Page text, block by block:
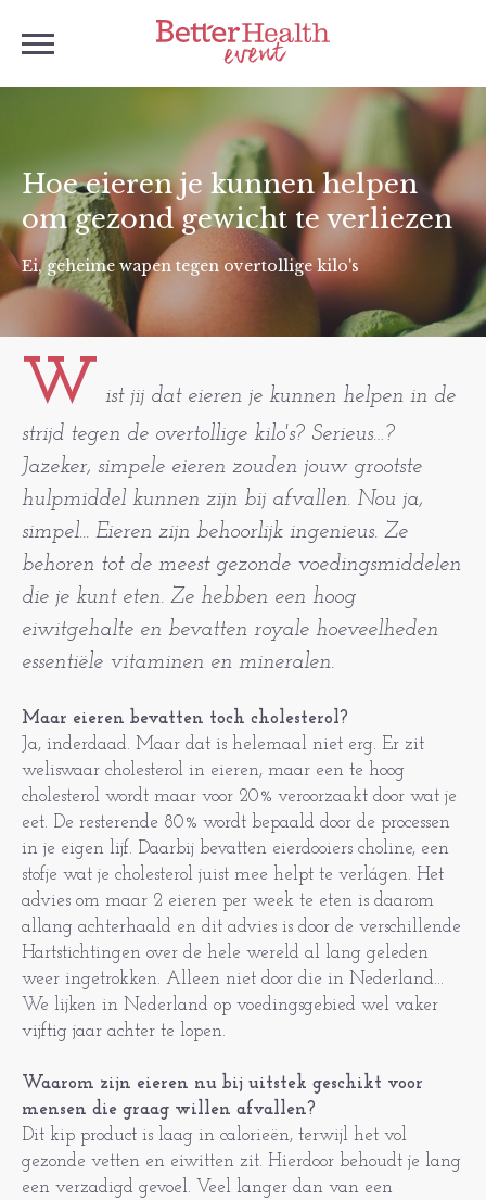
Hoe eieren je kunnen helpen
om gezond gewicht te verliezen
Ei, geheime wapen tegen overtollige kilo's
W
ist jij dat eieren je kunnen helpen in de
strijd tegen de overtollige kilo's? Serieus…?
Jazeker, simpele eieren zouden jouw grootste
hulpmiddel kunnen zijn bij afvallen. Nou ja,
simpel... Eieren zijn behoorlijk ingenieus. Ze
behoren tot de meest gezonde voedingsmiddelen
die je kunt eten. Ze hebben een hoog
eiwitgehalte en bevatten royale hoeveelheden
essentiële vitaminen en mineralen.
Maar eieren bevatten toch cholesterol?
Ja, inderdaad. Maar dat is helemaal niet erg. Er zit
weliswaar cholesterol in eieren, maar een te hoog
cholesterol wordt maar voor 20% veroorzaakt door wat je
eet. De resterende 80% wordt bepaald door de processen
in je eigen lijf. Daarbij bevatten eierdooiers choline, een
stofje wat je cholesterol juist mee helpt te verlágen. Het
advies om maar 2 eieren per week te eten is daarom
allang achterhaald en dit advies is door de verschillende
Hartstichtingen over de hele wereld al lang geleden
weer ingetrokken. Alleen niet door die in Nederland...
We lijken in Nederland op voedingsgebied wel vaker
vijftig jaar achter te lopen.
Waarom zijn eieren nu bij uitstek geschikt voor
mensen die graag willen afvallen?
Dit kip product is laag in calorieën, terwijl het vol
gezonde vetten en eiwitten zit. Hierdoor behoudt je lang
een verzadigd gevoel. Veel langer dan van een